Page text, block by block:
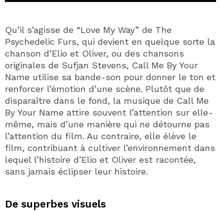
Qu’il s’agisse de “Love My Way” de The
Psychedelic Furs, qui devient en quelque sorte la
chanson d’Elio et Oliver, ou des chansons
originales de Sufjan Stevens, Call Me By Your
Name utilise sa bande-son pour donner le ton et
renforcer l’émotion d’une scène. Plutôt que de
disparaître dans le fond, la musique de Call Me
By Your Name attire souvent l’attention sur elle-
même, mais d’une manière qui ne détourne pas
l’attention du film. Au contraire, elle élève le
film, contribuant à cultiver l’environnement dans
lequel l’histoire d’Elio et Oliver est racontée,
sans jamais éclipser leur histoire.
De superbes visuels